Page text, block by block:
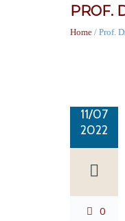
PROF.
Home / Prof.
11/07
2022
0